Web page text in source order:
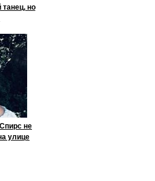
танец, но
не
улице